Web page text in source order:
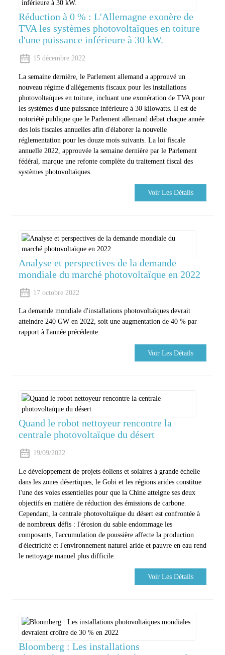
Réduction à 0 % : L'Allemagne exonère de
TVA les systèmes photovoltaïques en toiture
d'une puissance inférieure à 30 kW.
15 décembre 2022
La semaine dernière, le Parlement allemand a approuvé un
nouveau régime d'allégements fiscaux pour les installations
photovoltaïques en toiture, incluant une exonération de TVA pour
les systèmes d'une puissance inférieure à 30 kilowatts. Il est de
notoriété publique que le Parlement allemand débat chaque année
des lois fiscales annuelles afin d'élaborer la nouvelle
réglementation pour les douze mois suivants. La loi fiscale
annuelle 2022, approuvée la semaine dernière par le Parlement
fédéral, marque une refonte complète du traitement fiscal des
systèmes photovoltaïques.
Voir Les Détails
Analyse et perspectives de la demande
mondiale du marché photovoltaïque en 2022
17 octobre 2022
La demande mondiale d'installations photovoltaïques devrait
atteindre 240 GW en 2022, soit une augmentation de 40 % par
rapport à l'année précédente.
Voir Les Détails
Quand le robot nettoyeur rencontre la
centrale photovoltaïque du désert
19/09/2022
Le développement de projets éoliens et solaires à grande échelle
dans les zones désertiques, le Gobi et les régions arides constitue
l'une des voies essentielles pour que la Chine atteigne ses deux
objectifs en matière de réduction des émissions de carbone.
Cependant, la centrale photovoltaïque du désert est confrontée à
de nombreux défis : l'érosion du sable endommage les
composants, l'accumulation de poussière affecte la production
d'électricité et l'environnement naturel aride et pauvre en eau rend
le nettoyage manuel plus difficile.
Voir Les Détails
Bloomberg : Les installations